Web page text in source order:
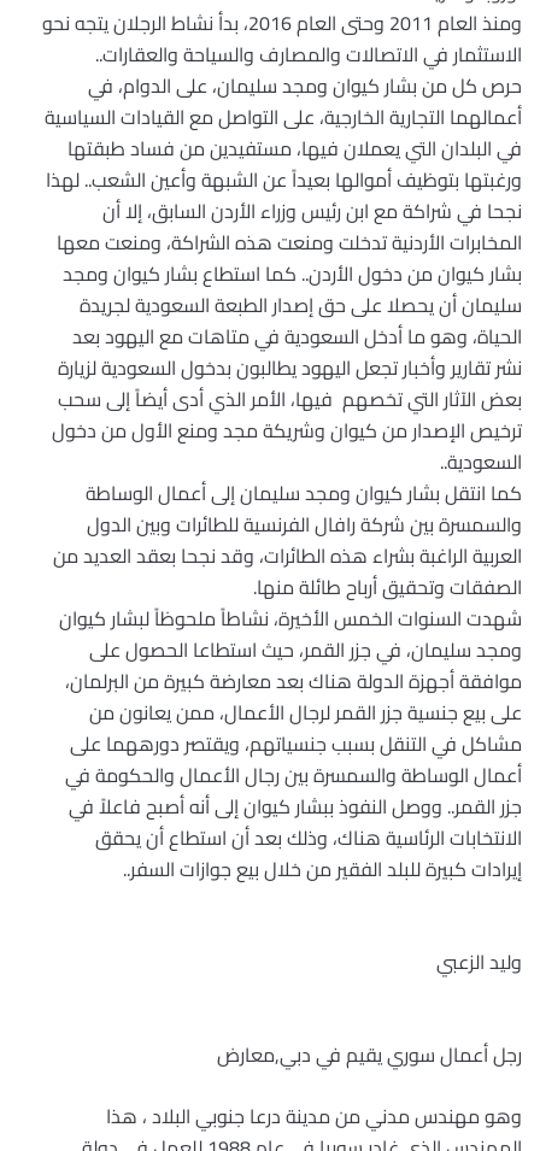
ومنذ العام 2011 وحتى العام 2016، بدأ نشاط الرجلان يتجه نحو
الاستثمار في الاتصالات والمصارف والسياحة والعقارات..
حرص كل من بشار كيوان ومجد سليمان، على الدوام، في
أعمالهما التجارية الخارجية، على التواصل مع القيادات السياسية
في البلدان التي يعملان فيها، مستفيدين من فساد طبقتها
ورغبتها بتوظيف أموالها بعيداً عن الشبهة وأعين الشعب.. لهذا
نجحا في شراكة مع ابن رئيس وزراء الأردن السابق، إلا أن
المخابرات الأردنية تدخلت ومنعت هذه الشراكة، ومنعت معها
بشار كيوان من دخول الأردن.. كما استطاع بشار كيوان ومجد
سليمان أن يحصلا على حق إصدار الطبعة السعودية لجريدة
الحياة، وهو ما أدخل السعودية في متاهات مع اليهود بعد
نشر تقارير وأخبار تجعل اليهود يطالبون بدخول السعودية لزيارة
بعض الآثار التي تخصهم فيها، الأمر الذي أدى أيضاً إلى سحب
ترخيص الإصدار من كيوان وشريكة مجد ومنع الأول من دخول
السعودية..
كما انتقل بشار كيوان ومجد سليمان إلى أعمال الوساطة
والسمسرة بين شركة رافال الفرنسية للطائرات وبين الدول
العربية الراغبة بشراء هذه الطائرات، وقد نجحا بعقد العديد من
الصفقات وتحقيق أرباح طائلة منها.
شهدت السنوات الخمس الأخيرة، نشاطاً ملحوظاً لبشار كيوان
ومجد سليمان، في جزر القمر، حيث استطاعا الحصول على
موافقة أجهزة الدولة هناك بعد معارضة كبيرة من البرلمان،
على بيع جنسية جزر القمر لرجال الأعمال، ممن يعانون من
مشاكل في التنقل بسبب جنسياتهم، ويقتصر دورههما على
أعمال الوساطة والسمسرة بين رجال الأعمال والحكومة في
جزر القمر.. ووصل النفوذ ببشار كيوان إلى أنه أصبح فاعلاً في
الانتخابات الرئاسية هناك، وذلك بعد أن استطاع أن يحقق
إيرادات كبيرة للبلد الفقير من خلال بيع جوازات السفر..
وليد الزعبي
رجل أعمال سوري يقيم في دبي,معارض
وهو مهندس مدني من مدينة درعا جنوبي البلاد ، هذا